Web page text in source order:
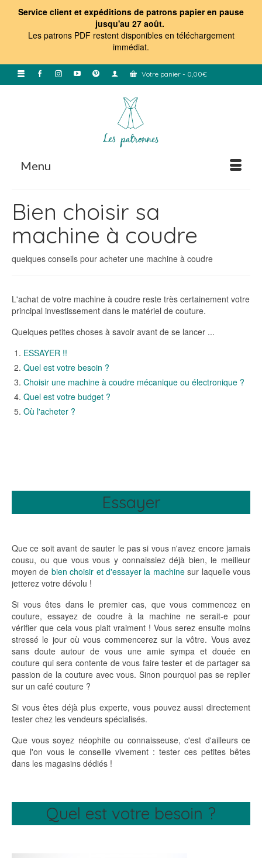
Service client et expéditions de patrons papier en pause
jusqu'au 27 août.
Les patrons PDF restent disponibles en téléchargement
immédiat.
Votre panier - 0,00€
Menu
Bien choisir sa
machine à coudre
quelques conseils pour acheter une machine à coudre
L'achat de votre machine à coudre reste très certainement votre
principal investissement dans le matériel de couture.
Quelques petites choses à savoir avant de se lancer ...
ESSAYER !!
Quel est votre besoin ?
Choisir une machine à coudre mécanique ou électronique ?
Quel est votre budget ?
Où l'acheter ?
Essayer
Que ce soit avant de sauter le pas si vous n'avez encore jamais
cousu, ou que vous vous y connaissiez déjà bien, le meilleur
moyen de bien choisir et d'essayer la machinesur laquelle vous
jetterez votre dévolu !
Si vous êtes dans le premier cas, que vous commencez en
couture, essayez de coudre à la machine ne serait-e pour
vérifier que cela vous plait vraiment ! Vous serez ensuite moins
stressé le jour où vous commencerez sur la vôtre. Vous avez
sans doute autour de vous une amie sympa et douée en
couture qui sera contente de vous faire tester et de partager sa
passion de la couture avec vous. Sinon pourquoi pas se replier
sur un café couture ?
Si vous êtes déjà plus experte, vous pouvez aussi directement
tester chez les vendeurs spécialisés.
Que vous soyez néophite ou connaisseuse, c'est d'ailleurs ce
que l'on vous le conseille vivement : tester ces petites bêtes
dans les magasins dédiés !
Quel est votre besoin ?